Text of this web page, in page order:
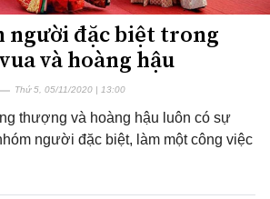
người đặc biệt trong
và hoàng hậu
Thứ 5, 05/11/2020 | 13:00
thượng và hoàng hậu luôn có sự
người đặc biệt, làm một công việc